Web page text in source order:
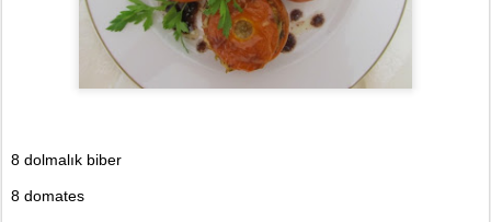
8 dolmalık biber
8 domates